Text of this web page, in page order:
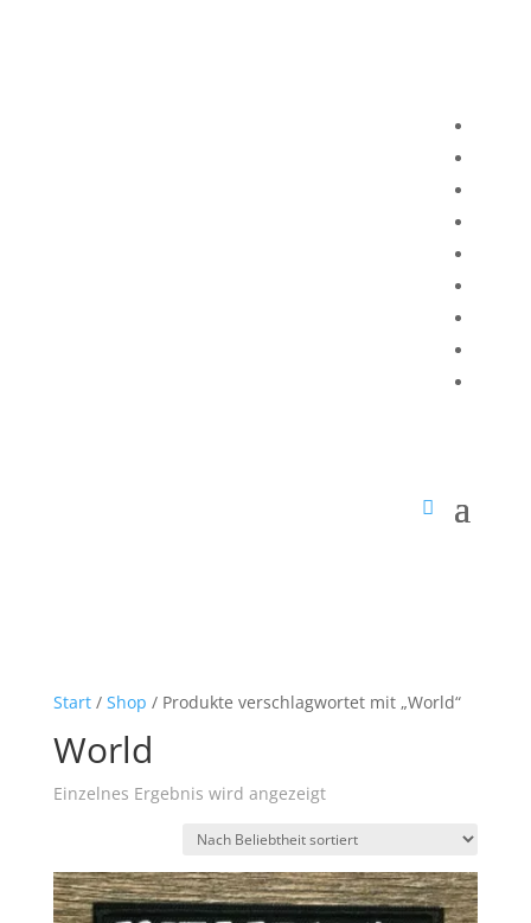
Start/ Shop / Produkte verschlagwortet mit „World“
World
Einzelnes Ergebnis wird angezeigt